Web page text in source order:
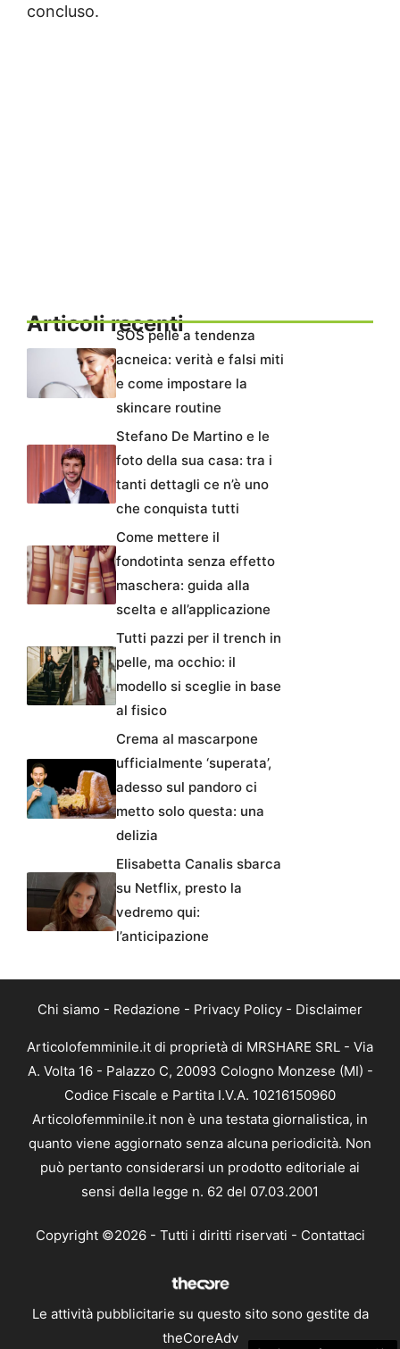
concluso.
Articoli recentiSOS pelle a tendenza
acneica: verità e falsi miti
e come impostare la
skincare routine
Stefano De Martino e le
foto della sua casa: tra i
tanti dettagli ce n’è uno
che conquista tutti
Come mettere il
fondotinta senza effetto
maschera: guida alla
scelta e all’applicazione
Tutti pazzi per il trench in
pelle, ma occhio: il
modello si sceglie in base
al fisico
Crema al mascarpone
ufficialmente ‘superata’,
adesso sul pandoro ci
metto solo questa: una
delizia
Elisabetta Canalis sbarca
su Netflix, presto la
vedremo qui:
l’anticipazione
Chi siamo - Redazione - Privacy Policy - Disclaimer
Articolofemminile.it di proprietà di MRSHARE SRL - Via
A. Volta 16 - Palazzo C, 20093 Cologno Monzese (MI) -
Codice Fiscale e Partita I.V.A. 10216150960
Articolofemminile.it non è una testata giornalistica, in
quanto viene aggiornato senza alcuna periodicità. Non
può pertanto considerarsi un prodotto editoriale ai
sensi della legge n. 62 del 07.03.2001
Copyright ©2026 - Tutti i diritti riservati - Contattaci
Le attività pubblicitarie su questo sito sono gestite da
theCoreAdv